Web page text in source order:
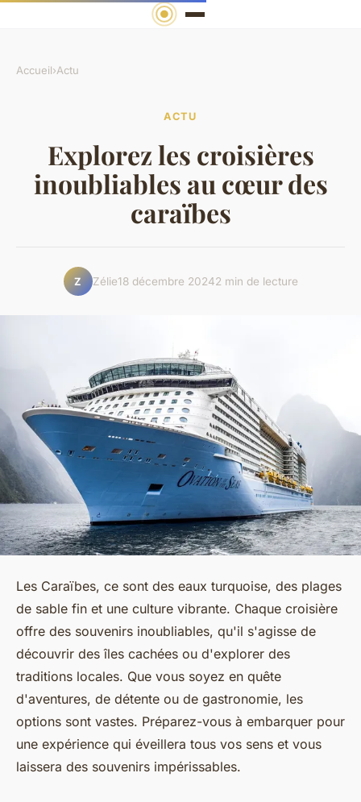
Accueil›Actu
ACTU
Explorez les croisières
inoubliables au cœur des
caraïbes
Z Zélie18 décembre 20242 min de lecture
Les Caraïbes, ce sont des eaux turquoise, des plages
de sable fin et une culture vibrante. Chaque croisière
offre des souvenirs inoubliables, qu'il s'agisse de
découvrir des îles cachées ou d'explorer des
traditions locales. Que vous soyez en quête
d'aventures, de détente ou de gastronomie, les
options sont vastes. Préparez-vous à embarquer pour
une expérience qui éveillera tous vos sens et vous
laissera des souvenirs impérissables.